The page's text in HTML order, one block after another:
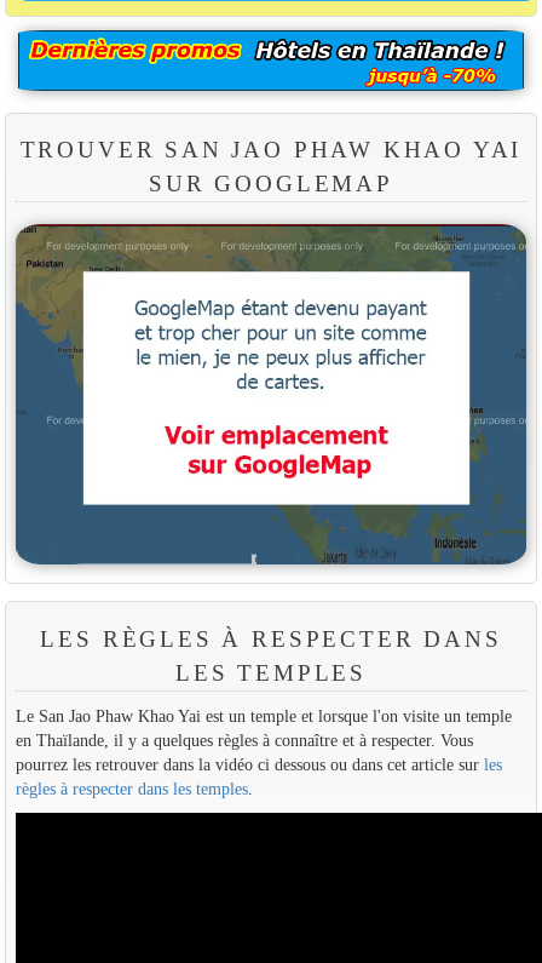
TROUVER SAN JAO PHAW KHAO YAI
SUR GOOGLEMAP
LES RÈGLES À RESPECTER DANS
LES TEMPLES
Le San Jao Phaw Khao Yai est un temple et lorsque l'on visite un temple
en Thaïlande, il y a quelques règles à connaître et à respecter. Vous
pourrez les retrouver dans la vidéo ci dessous ou dans cet article sur les
règles à respecter dans les temples.